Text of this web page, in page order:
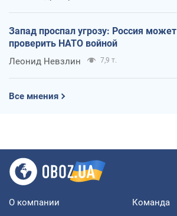
Запад проспал угрозу: Россия может
проверить НАТО войной
Леонид Невзлин 7,9 т.
Все мнения
О компании Команда